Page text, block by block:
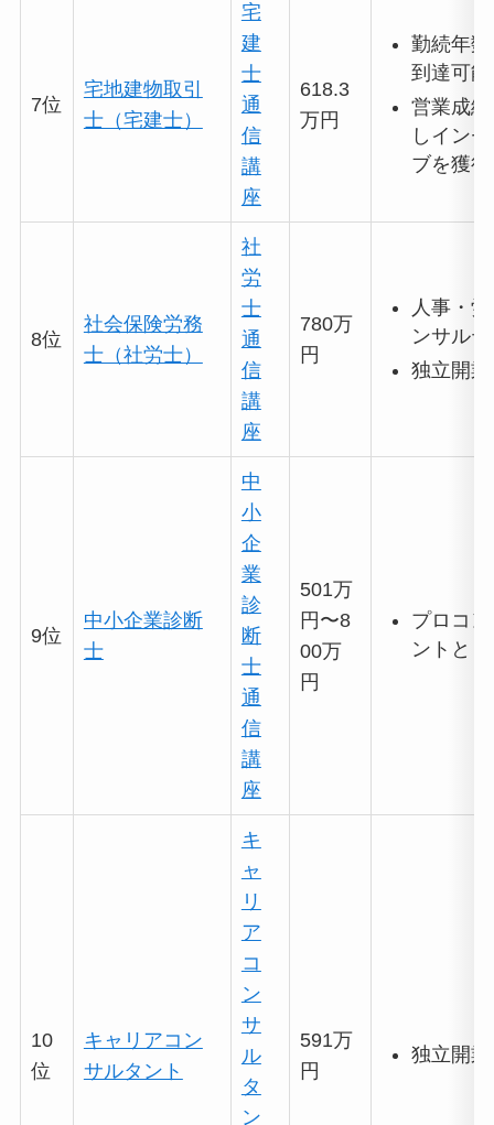
7位
宅地建物取引
士（宅建士）
宅
建
士
通
信
講
座
618.3
万円
勤続年
到達可能
営業成
しイン
ブを獲得
8位
社会保険労務
士（社労士）
社
労
士
通
信
講
座
780万
円
人事・
ンサル
独立開業
9位
中小企業診断
士
中
小
企
業
診
断
士
通
信
講
座
501万
円〜8
00万
円
プロコ
ントと
10
位
キャリアコン
サルタント
キ
ャ
リ
ア
コ
ン
サ
ル
タ
ン
591万
円
独立開業